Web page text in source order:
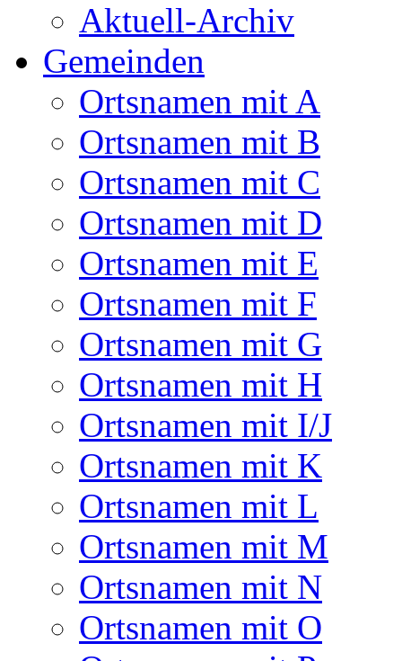
Aktuell-Archiv
Gemeinden
Ortsnamen mit A
Ortsnamen mit B
Ortsnamen mit C
Ortsnamen mit D
Ortsnamen mit E
Ortsnamen mit F
Ortsnamen mit G
Ortsnamen mit H
Ortsnamen mit I/J
Ortsnamen mit K
Ortsnamen mit L
Ortsnamen mit M
Ortsnamen mit N
Ortsnamen mit O